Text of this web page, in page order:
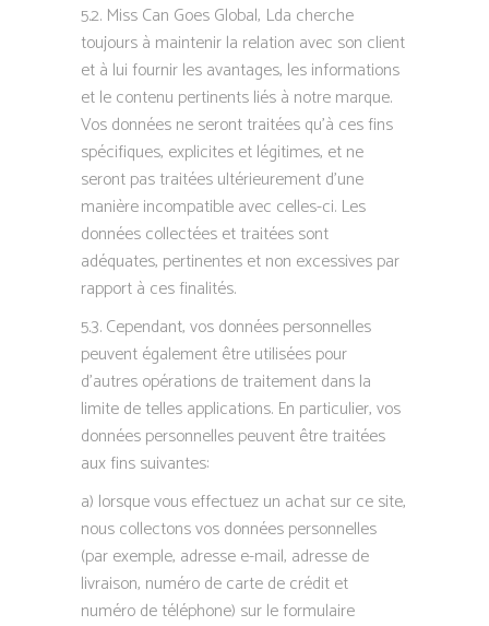
5.2. Miss Can Goes Global, Lda cherche
toujours à maintenir la relation avec son client
et à lui fournir les avantages, les informations
et le contenu pertinents liés à notre marque.
Vos données ne seront traitées qu’à ces fins
spécifiques, explicites et légitimes, et ne
seront pas traitées ultérieurement d’une
manière incompatible avec celles-ci. Les
données collectées et traitées sont
adéquates, pertinentes et non excessives par
rapport à ces finalités.
5.3. Cependant, vos données personnelles
peuvent également être utilisées pour
d’autres opérations de traitement dans la
limite de telles applications. En particulier, vos
données personnelles peuvent être traitées
aux fins suivantes:
a) lorsque vous effectuez un achat sur ce site,
nous collectons vos données personnelles
(par exemple, adresse e-mail, adresse de
livraison, numéro de carte de crédit et
numéro de téléphone) sur le formulaire